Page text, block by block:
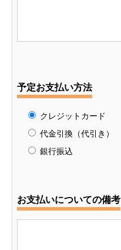
予定お支払い方法
クレジットカード
代金引換（代引き）
銀行振込
お支払いについての備考